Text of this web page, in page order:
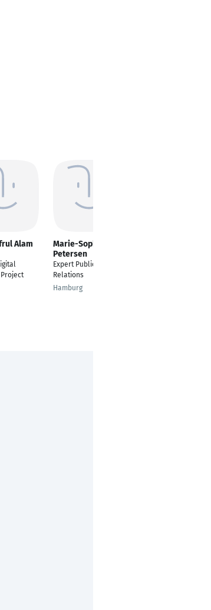
Alam
Marie-Sophie
Petersen
Expert Public
Relations
Hamburg